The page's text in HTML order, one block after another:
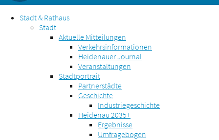
Stadt & Rathaus
Stadt
Aktuelle Mitteilungen
Verkehrsinformationen
Heidenauer Journal
Veranstaltungen
Stadtportrait
Partnerstädte
Geschichte
Industriegeschichte
Heidenau 2035+
Ergebnisse
Umfragebögen